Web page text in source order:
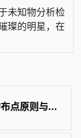
未知物分析检
璨的明星，在
点原则与...